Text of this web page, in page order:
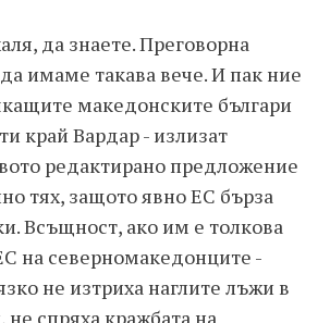
да знаете. Преговорна
имаме такава вече. И пак ние
македонските българи
край Вардар - излизат
редактирано предложение
тях, защото явно ЕС бърза
Всъщност, ако им е толкова
на северномакедонците -
не изтриха наглите лъжи в
не спряха кражбата на